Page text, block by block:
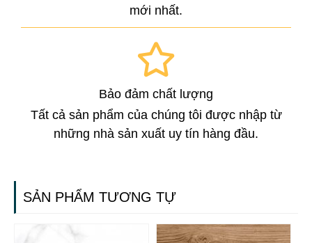
mới nhất.
Bảo đảm chất lượng
Tất cả sản phẩm của chúng tôi được nhập từ
những nhà sản xuất uy tín hàng đầu.
SẢN PHẨM TƯƠNG TỰ